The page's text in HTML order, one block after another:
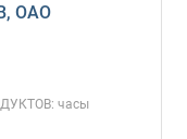
ОАО
часы